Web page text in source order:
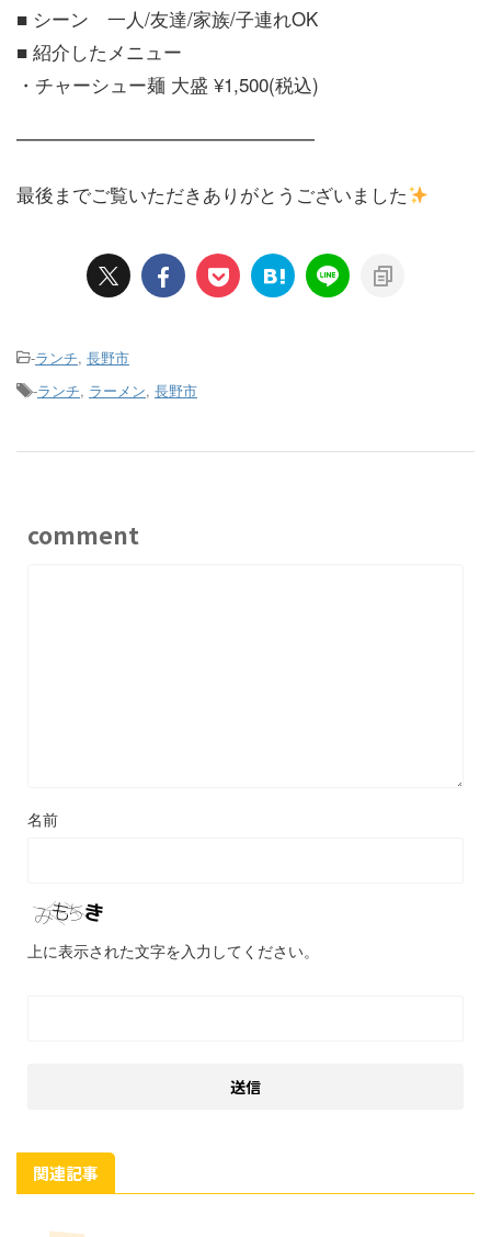
■ シーン 一人/友達/家族/子連れOK
■ 紹介したメニュー
・チャーシュー麺 大盛 ¥1,500(税込)
━━━━━━━━━━━━━━━━
最後までご覧いただきありがとうございました
-ランチ, 長野市
-ランチ, ラーメン, 長野市
comment
名前
上に表示された文字を入力してください。
関連記事